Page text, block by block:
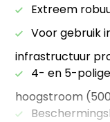
Extreem
Voor gebruik
infrastructuur
4- en 5-
hoogstroom